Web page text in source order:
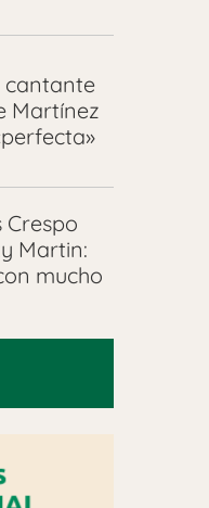
cantante
Martínez
Crespo
Martin:
mucho